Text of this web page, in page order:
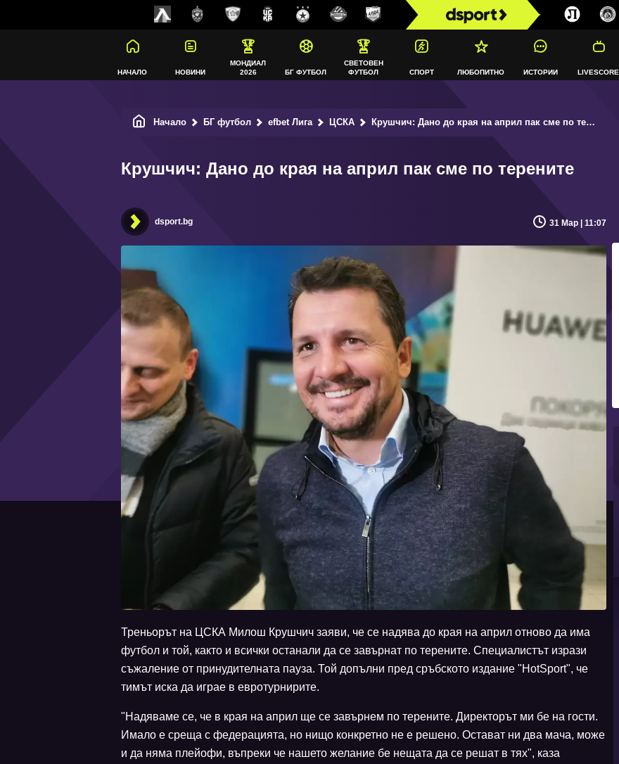
НАЧАЛО НОВИНИ
МОНДИАЛ
2026
БГ ФУТБОЛ
СВЕТОВЕН
ФУТБОЛ
СПОРТ ЛЮБОПИТНО ИСТОРИИ LIVESCORE
Начало БГ футбол efbet Лига ЦСКА Крушчич: Дано до края на април пак сме по терените
Крушчич: Дано до края на април пак сме по терените
dsport.bg 31 Мар | 11:07
Треньорът на ЦСКА Милош Крушчич заяви, че се надява до края на април отново да има
футбол и той, както и всички останали да се завърнат по терените. Специалистът изрази
съжаление от принудителната пауза. Той допълни пред сръбското издание "HotSport", че
тимът иска да играе в евротурнирите.
"Надяваме се, че в края на април ще се завърнем по терените. Директорът ми бе на гости.
Имало е среща с федерацията, но нищо конкретно не е решено. Остават ни два мача, може
и да няма плейофи, въпреки че нашето желание бе нещата да се решат в тях", каза